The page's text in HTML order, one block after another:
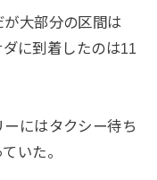
大部分の区間は
に到着したのは11
にはタクシー待ち
いた。